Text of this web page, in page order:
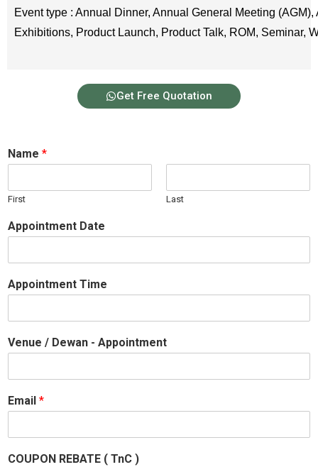
Event type : Annual Dinner, Annual General Meeting
Exhibitions, Product Launch, Product Talk, ROM, Seminar,
Get Free Quotation
Name *
First Last
Appointment Date
Appointment Time
Venue / Dewan - Appointment
Email *
COUPON REBATE ( TnC )